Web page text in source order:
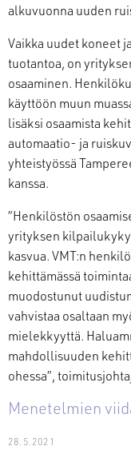
alkuvuonna uuden
Vaikka uudet koneet
tuotantoa, on
osaaminen.
käyttöön muun
lisäksi osaamista
automaatio- ja
yhteistyössä
kanssa.
”Henkilöstön
yrityksen
kasvua. VMT:n
kehittämässä
muodostunut
vahvistaa osaltaan
mielekkyyttä.
mahdollisuuden
ohessa”,
Menetelmien
28.5.2021